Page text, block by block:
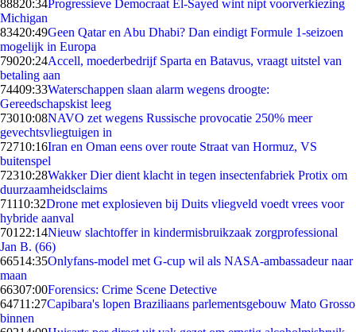
88820:34Progressieve Democraat El-Sayed wint nipt voorverkiezing
Michigan
83420:49Geen Qatar en Abu Dhabi? Dan eindigt Formule 1-seizoen
mogelijk in Europa
79020:24Accell, moederbedrijf Sparta en Batavus, vraagt uitstel van
betaling aan
74409:33Waterschappen slaan alarm wegens droogte:
Gereedschapskist leeg
73010:08NAVO zet wegens Russische provocatie 250% meer
gevechtsvliegtuigen in
72710:16Iran en Oman eens over route Straat van Hormuz, VS
buitenspel
72310:28Wakker Dier dient klacht in tegen insectenfabriek Protix om
duurzaamheidsclaims
71110:32Drone met explosieven bij Duits vliegveld voedt vrees voor
hybride aanval
701 22:14Nieuw slachtoffer in kindermisbruikzaak zorgprofessional
Jan B. (66)
66514:35Onlyfans-model met G-cup wil als NASA-ambassadeur naar
maan
66307:00Forensics: Crime Scene Detective
64711:27Capibara's lopen Braziliaans parlementsgebouw Mato Grosso
binnen